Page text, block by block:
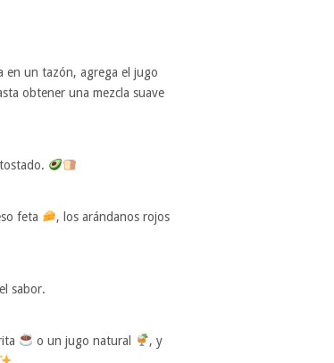
en un tazón, agrega el jugo
obtener una mezcla suave
feta
, los arándanos rojos
sabor.
o un jugo natural
, y